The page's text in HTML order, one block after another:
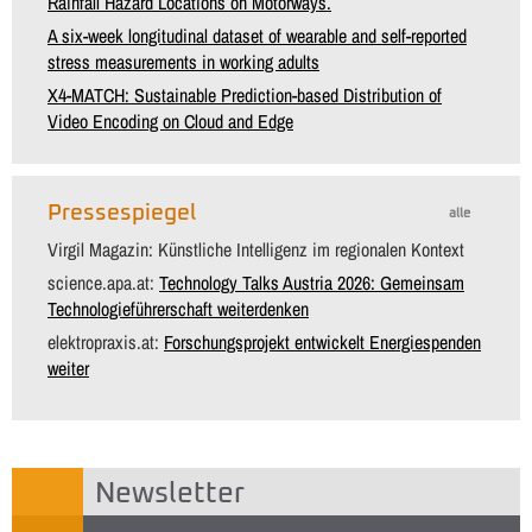
A six-week longitudinal dataset of wearable and self-reported
stress measurements in working adults
X4-MATCH: Sustainable Prediction-based Distribution of
Video Encoding on Cloud and Edge
alle
Pressespiegel
Virgil Magazin: Künstliche Intelligenz im regionalen Kontext
science.apa.at: Technology Talks Austria 2026: Gemeinsam
Technologieführerschaft weiterdenken
elektropraxis.at: Forschungsprojekt entwickelt Energiespenden
weiter
Newsletter